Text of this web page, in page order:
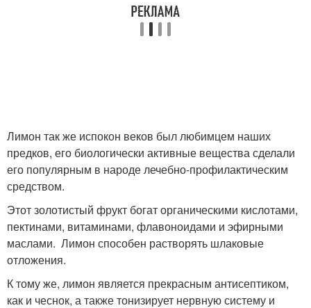
Лимон так же испокон веков был любимцем наших
предков, его биологически активные вещества сделали
его популярным в народе лечебно-профилактическим
средством.
Этот золотистый фрукт богат органическими кислотами,
пектинами, витаминами, флавоноидами и эфирными
маслами. Лимон способен растворять шлаковые
отложения.
К тому же, лимон является прекрасным антисептиком,
как и чеснок, а также тонизирует нервную систему и